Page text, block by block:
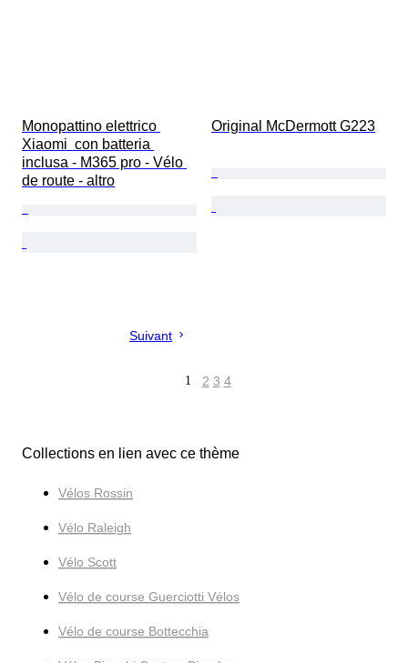
Monopattino elettrico
Xiaomi  con batteria
inclusa - M365 pro - Vélo
de route - altro
Original McDermott G223
Suivant
1 2 3 4
Collections en lien avec ce thème
Vélos Rossin
Vélo Raleigh
Vélo Scott
Vélo de course Guerciotti Vélos
Vélo de course Bottecchia